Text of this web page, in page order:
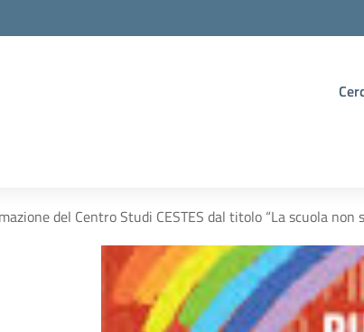
del Centro Studi CESTES dal titolo “La scuola